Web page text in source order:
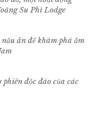
Su Phì Lodge
ăn để khám phá ẩm
độc đáo của các